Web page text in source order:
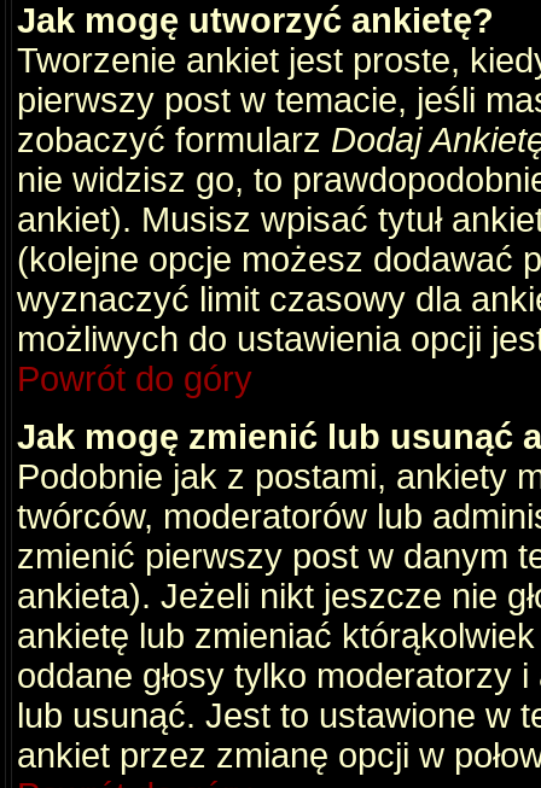
Jak mogę utworzyć ankietę?
Tworzenie ankiet jest proste,
pierwszy post w temacie, jeśli
zobaczyć formularz Dodaj
nie widzisz go, to
ankiet). Musisz wpisać tytuł
(kolejne opcje możesz dodawać
wyznaczyć limit czasowy dla
możliwych do ustawienia opcji
Powrót do góry
Jak mogę zmienić lub usunąć
Podobnie jak z postami, ankiety
twórców, moderatorów lub
zmienić pierwszy post w danym
ankieta). Jeżeli nikt jeszcze nie
ankietę lub zmieniać
oddane głosy tylko moderatorzy
lub usunąć. Jest to ustawione w
ankiet przez zmianę opcji w